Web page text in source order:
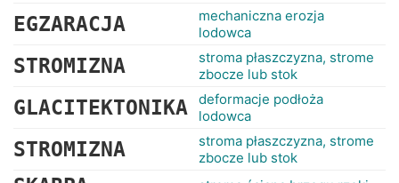
EGZARACJA
mechaniczna erozja
lodowca
STROMIZNA
stroma płaszczyzna, strome
zbocze lub stok
GLACITEKTONIKA
deformacje podłoża
lodowca
STROMIZNA
stroma płaszczyzna, strome
zbocze lub stok